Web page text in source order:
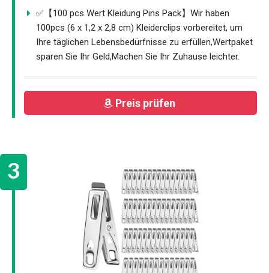
✅【100 pcs Wert Kleidung Pins Pack】Wir haben
100pcs (6 x 1,2 x 2,8 cm) Kleiderclips vorbereitet, um
Ihre täglichen Lebensbedürfnisse zu erfüllen,Wertpaket
sparen Sie Ihr Geld,Machen Sie Ihr Zuhause leichter.
Preis prüfen